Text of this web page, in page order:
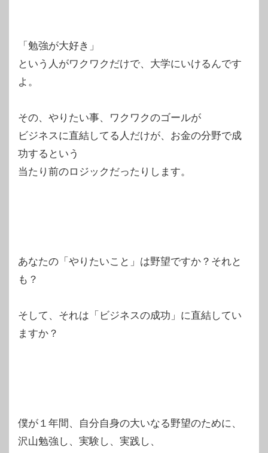
「勉強が大好き」
という人がワクワクだけで、大学にいけるんです
よ。
その、やりたい事、ワクワクのゴールが
ビジネスに直結してる人だけが、お金の分野で成
功するという
当たり前のロジックだったりします。
あなたの「やりたいこと」は野望ですか？それと
も？
そして、それは「ビジネスの成功」に直結してい
ますか？
僕が１年間、自分自身の大いなる野望のために、
沢山勉強し、実験し、実践し、